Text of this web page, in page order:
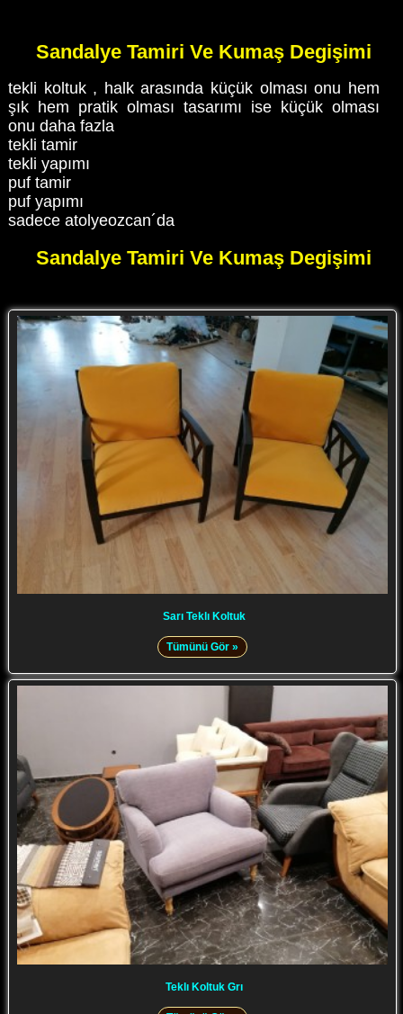
Sandalye Tamiri Ve Kumaş Degişimi
tekli koltuk , halk arasında küçük olması onu hem
şık hem pratik olması tasarımı ise küçük olması
onu daha fazla
tekli tamir
tekli yapımı
puf tamir
puf yapımı
sadece atolyeozcan´da
Sandalye Tamiri Ve Kumaş Degişimi
Sarı Teklı Koltuk
Tümünü Gör »
Teklı Koltuk Grı